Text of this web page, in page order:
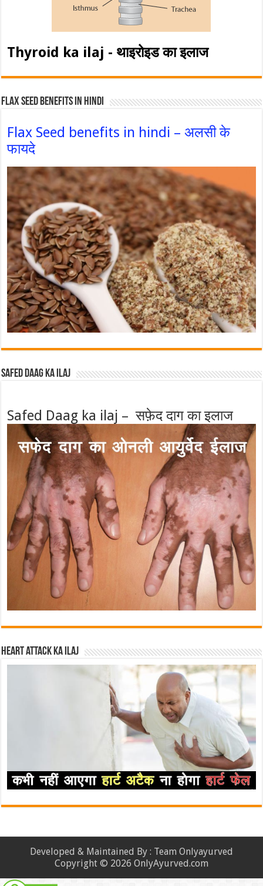
Thyroid ka ilaj - थाइरोइड का इलाज
Flax Seed Benefits in hindi
Flax Seed benefits in hindi – अलसी के
फायदे
Safed Daag ka ilaj
Safed Daag ka ilaj – सफ़ेद दाग का इलाज
Heart attack ka ilaj
Developed & Maintained By : Team Onlyayurved
Copyright © 2026 OnlyAyurved.com